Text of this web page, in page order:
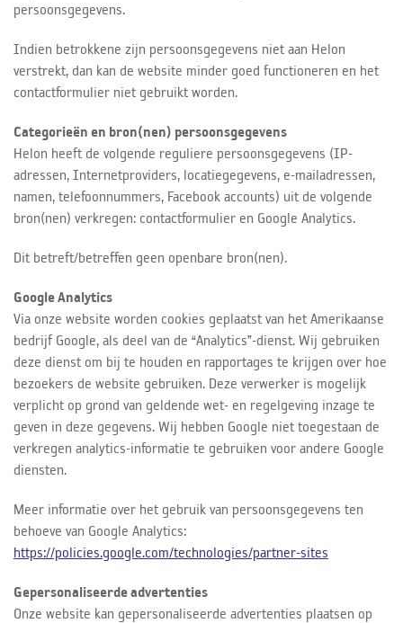
persoonsgegevens.
Indien betrokkene zijn persoonsgegevens niet aan Helon
verstrekt, dan kan de website minder goed functioneren en het
contactformulier niet gebruikt worden.
Categorieën en bron(nen) persoonsgegevens
Helon heeft de volgende reguliere persoonsgegevens (IP-
adressen, Internetproviders, locatiegegevens, e-mailadressen,
namen, telefoonnummers, Facebook accounts) uit de volgende
bron(nen) verkregen: contactformulier en Google Analytics.
Dit betreft/betreffen geen openbare bron(nen).
Google Analytics
Via onze website worden cookies geplaatst van het Amerikaanse
bedrijf Google, als deel van de “Analytics”-dienst. Wij gebruiken
deze dienst om bij te houden en rapportages te krijgen over hoe
bezoekers de website gebruiken. Deze verwerker is mogelijk
verplicht op grond van geldende wet- en regelgeving inzage te
geven in deze gegevens. Wij hebben Google niet toegestaan de
verkregen analytics-informatie te gebruiken voor andere Google
diensten.
Meer informatie over het gebruik van persoonsgegevens ten
behoeve van Google Analytics:
https://policies.google.com/technologies/partner-sites
Gepersonaliseerde advertenties
Onze website kan gepersonaliseerde advertenties plaatsen op